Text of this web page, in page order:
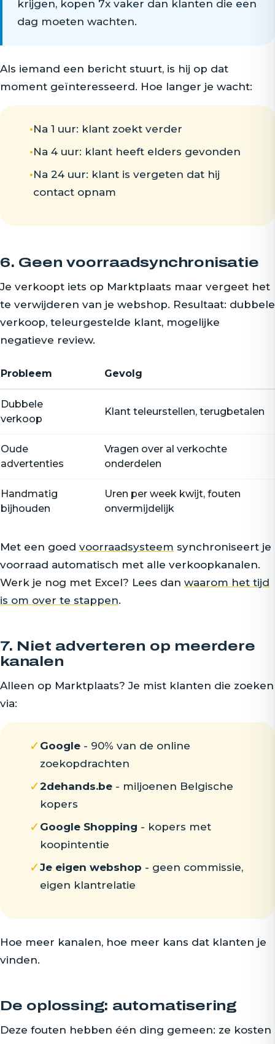
krijgen, kopen 7x vaker dan klanten die een
dag moeten wachten.
Als iemand een bericht stuurt, is hij op dat
moment geïnteresseerd. Hoe langer je wacht:
•Na 1 uur: klant zoekt verder
•Na 4 uur: klant heeft elders gevonden
•Na 24 uur: klant is vergeten dat hij
contact opnam
6. Geen voorraadsynchronisatie
Je verkoopt iets op Marktplaats maar vergeet het
te verwijderen van je webshop. Resultaat: dubbele
verkoop, teleurgestelde klant, mogelijke
negatieve review.
Probleem Gevolg
Dubbele
verkoop
Klant teleurstellen, terugbetalen
Oude
advertenties
Vragen over al verkochte
onderdelen
Handmatig
bijhouden
Uren per week kwijt, fouten
onvermijdelijk
Met een goed voorraadsysteem synchroniseert je
voorraad automatisch met alle verkoopkanalen.
Werk je nog met Excel? Lees dan waarom het tijd
is om over te stappen.
7. Niet adverteren op meerdere
kanalen
Alleen op Marktplaats? Je mist klanten die zoeken
via:
✓ Google - 90% van de online
zoekopdrachten
✓2dehands.be - miljoenen Belgische
kopers
✓ Google Shopping - kopers met
koopintentie
✓Je eigen webshop - geen commissie,
eigen klantrelatie
Hoe meer kanalen, hoe meer kans dat klanten je
vinden.
De oplossing: automatisering
Deze fouten hebben één ding gemeen: ze kosten